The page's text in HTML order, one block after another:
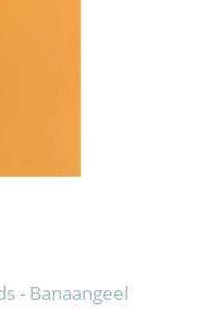
- Banaangeel